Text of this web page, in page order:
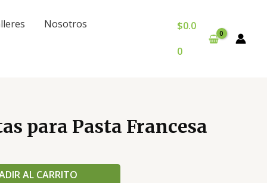
Nosotros $0.0
0
para Pasta Francesa
AL CARRITO